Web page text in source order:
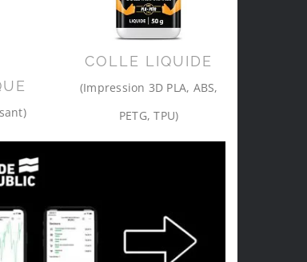
COLLE LIQUIDE
(Impression 3D PLA, ABS,
PETG, TPU)